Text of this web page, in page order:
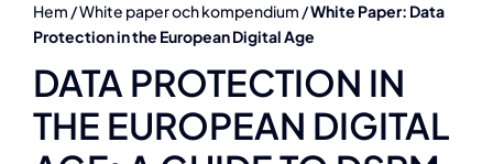
Om oss
Om oss
Hem /White paper och kompendium /White Paper: Data
Protection in the European Digital Age
DATA PROTECTION IN
THE EUROPEAN DIGITAL